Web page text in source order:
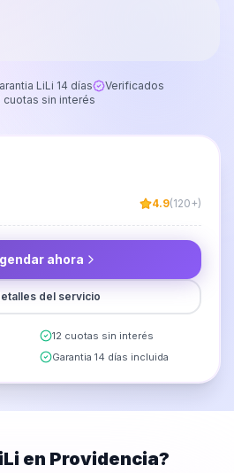
LiLi 14 días
Verificados
cuotas sin interés
4.9(120+)
ahora
del servicio
12 cuotas sin interés
Garantia 14 días incluida
en Providencia?